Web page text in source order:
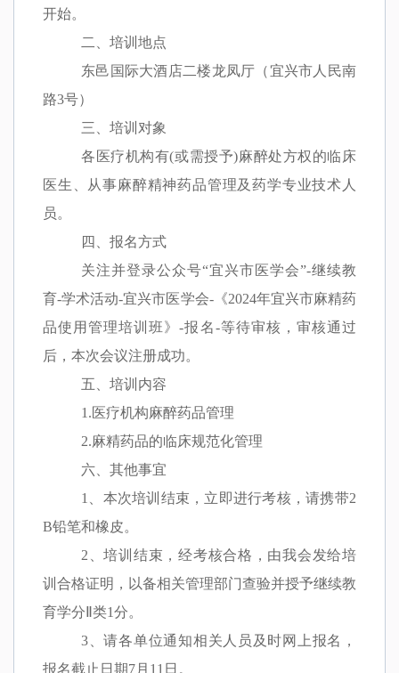
开始。
二、培训地点
东邑国际大酒店二楼龙凤厅（宜兴市人民南
路3号）
三、培训对象
各医疗机构有(或需授予)麻醉处方权的临床
医生、从事麻醉精神药品管理及药学专业技术人
员。
四、报名方式
关注并登录公众号“宜兴市医学会”-继续教
育-学术活动-宜兴市医学会-《2024年宜兴市麻精药
品使用管理培训班》-报名-等待审核，审核通过
后，本次会议注册成功。
五、培训内容
1.医疗机构麻醉药品管理
2.麻精药品的临床规范化管理
六、其他事宜
1
、本次培训结束，立即进行考核，请携带2
B铅笔和橡皮。
2 、培训结束，经考核合格，由我会发给培
训合格证明，以备相关管理部门查验并授予继续教
育学分 类1分。
3 、请各单位通知相关人员及时网上报名，
报名截止日期7月 11 日。